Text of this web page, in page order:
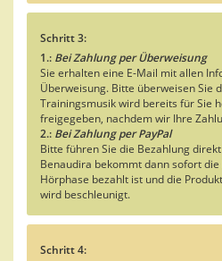
Schritt 3:
1.: Bei Zahlung per Überweisung
Sie erhalten eine E-Mail mit allen
Überweisung. Bitte überweisen Sie
Trainingsmusik wird bereits für Sie
freigegeben, nachdem wir Ihre
2.: Bei Zahlung per PayPal
Bitte führen Sie die Bezahlung
Benaudira bekommt dann sofort
Hörphase bezahlt ist und die
wird beschleunigt.
Schritt 4: